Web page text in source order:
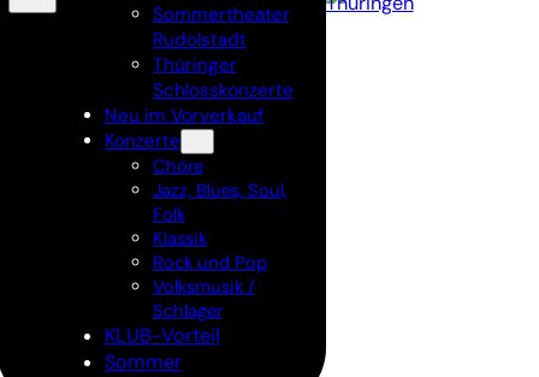
Sommertheater
Rudolstadt
Thüringer
Schlosskonzerte
Neu im Vorverkauf
Konzerte
Chöre
Jazz, Blues, Soul,
Folk
Klassik
Rock und Pop
Volksmusik /
Schlager
KLUB-Vorteil
Sommer